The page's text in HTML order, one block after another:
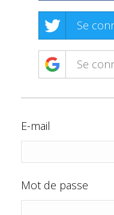
Se
Se
E-mail
Mot de passe